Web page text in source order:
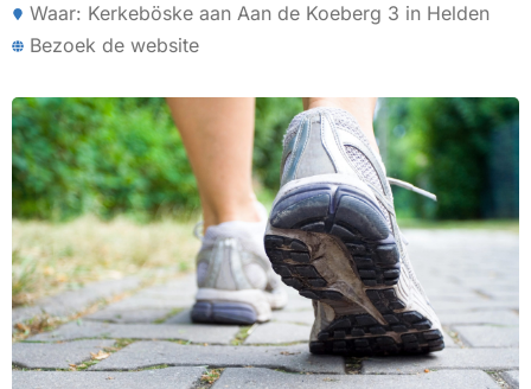
Waar: Kerkeböske aan Aan de Koeberg 3 in Helden
Bezoek de website